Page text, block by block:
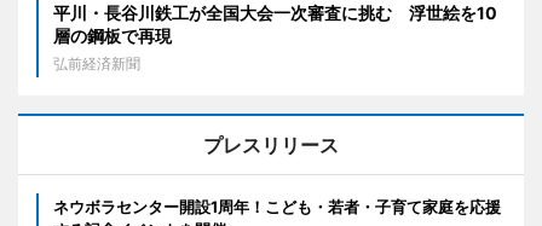
平川・長谷川鉄工が全国大会一次審査に挑む 浮世絵を10
層の鋼板で再現
弘前経済新聞
プレスリリース
ネウボラセンター開設1周年！こども・若者・子育て家庭を応援